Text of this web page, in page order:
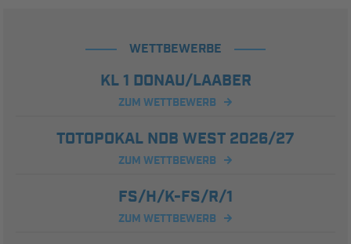
WETTBEWERBE
KL 1 DONAU/LAABER
ZUM WETTBEWERB
TOTOPOKAL NDB WEST 2026/27
ZUM WETTBEWERB
FS/H/K-FS/R/1
ZUM WETTBEWERB